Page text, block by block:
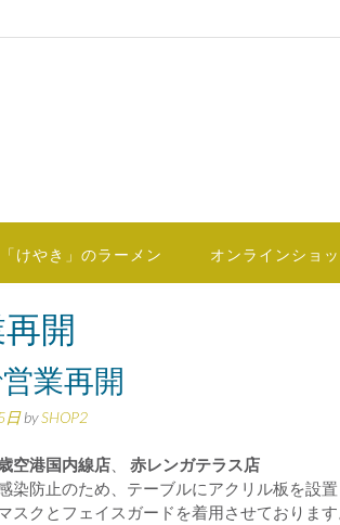
「けやき」のラーメン オンラインショ
開
業再開
日bySHOP2
空港国内線店
赤レンガテラス店
染防止のため、テーブルにアクリル板を設置
スクとフェイスガードを着用させております